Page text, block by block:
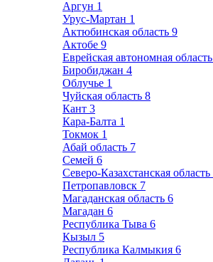
Аргун 1
Урус-Мартан 1
Актюбинская область 9
Актобе 9
Еврейская автономная область
Биробиджан 4
Облучье 1
Чуйская область 8
Кант 3
Кара-Балта 1
Токмок 1
Абай область 7
Семей 6
Северо-Казахстанская область
Петропавловск 7
Магаданская область 6
Магадан 6
Республика Тыва 6
Кызыл 5
Республика Калмыкия 6